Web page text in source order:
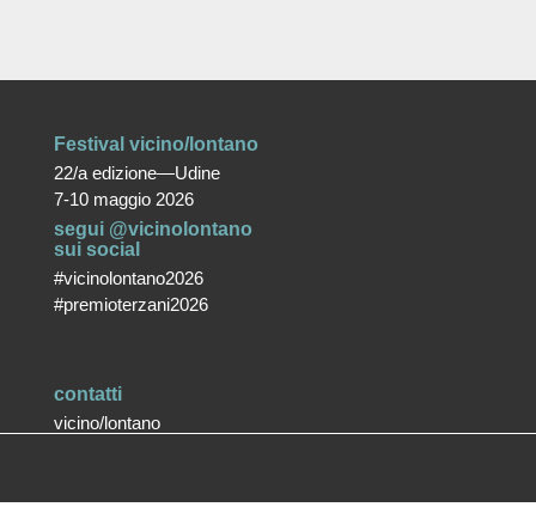
Festival vicino/lontano
22/a edizione—Udine
7-10 maggio 2026
segui @vicinolontano
sui social
#vicinolontano2026
#premioterzani2026
contatti
vicino/lontano
info@vicinolontano.it